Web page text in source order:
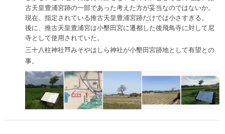
古天皇豊浦宮跡の一部であった考えた方が妥当なのではないか。
現在、指定されている推古天皇豊浦宮跡だけでは小さすぎる。
後に、推古天皇豊浦宮は小墾田宮に遷都した後飛鳥寺に対して尼
寺として使用されていた。
三十八柱神社⛩みそやはしら神社が小墾田宮跡地として有望との
事。